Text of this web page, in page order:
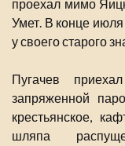
проехал мимо
Умет. В конце
у своего старого
Пугачев
запряженной
крестьянское,
шляпа